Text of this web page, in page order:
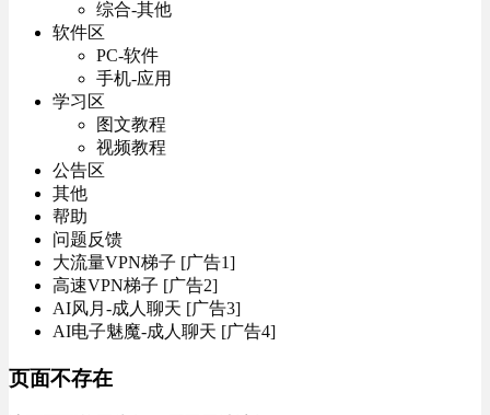
综合-其他
软件区
PC-软件
手机-应用
学习区
图文教程
视频教程
公告区
其他
帮助
问题反馈
大流量VPN梯子 [广告1]
高速VPN梯子 [广告2]
AI风月-成人聊天 [广告3]
AI电子魅魔-成人聊天 [广告4]
页面不存在